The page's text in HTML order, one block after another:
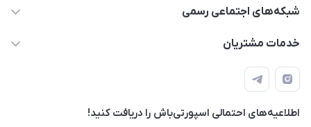
15 13 222 0900
شبکه‌های اجتماعی رسمی
کانال آپارات
خدمات مشتریان
درخواست پشتیبانی جدید
مشاهده لیست تیکت‌ها
لیست کد رهگیری پستی
اطلاعیه‌های احتمالی اسپورتی‌باش را دریافت کنید!